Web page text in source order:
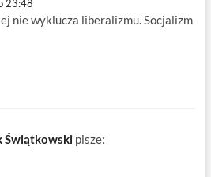
23:48
nie wyklucza liberalizmu. Socjalizm
Świątkowski pisze: